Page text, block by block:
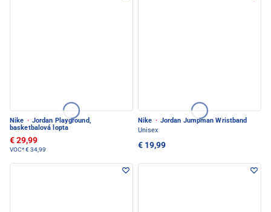
Nike · Jordan Playground,
basketbalová lopta
€ 29,99
VOC*€ 34,99
Nike · Jordan Jumpman Wristband
Unisex
€ 19,99